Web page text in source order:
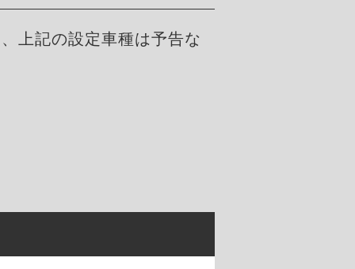
上記の設定車種は予告な